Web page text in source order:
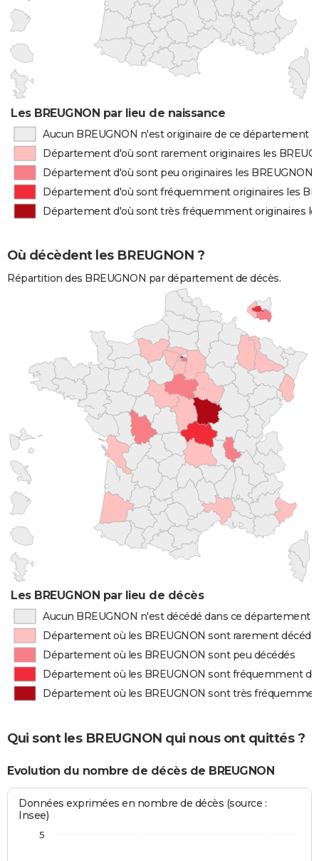
Les BREUGNON par lieu de naissance
Aucun BREUGNON n'est originaire de ce département
Département d'où sont rarement originaires les
Département d'où sont peu originaires les BREUGNON
Département d'où sont fréquemment originaires les
Département d'où sont très fréquemment originaires
Où décèdent les BREUGNON ?
Répartition des BREUGNON par département de décès.
Les BREUGNON par lieu de décès
Aucun BREUGNON n'est décédé dans ce département
Département où les BREUGNON sont rarement
Département où les BREUGNON sont peu décédés
Département où les BREUGNON sont fréquemment
Département où les BREUGNON sont très
Qui sont les BREUGNON qui nous ont quittés ?
Evolution du nombre de décès de BREUGNON
Données exprimées en nombre de décès (source :
Insee)
5